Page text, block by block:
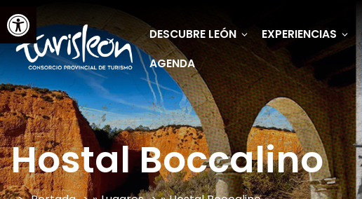
DESCUBRE LEÓN EXPERIENCIAS
AGENDA
Hostal Boccalino
Abrir barra de herramientas